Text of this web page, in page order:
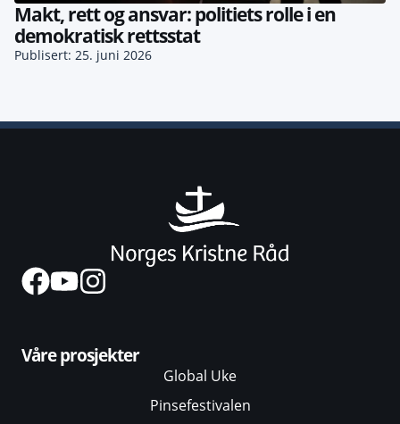
Makt, rett og ansvar: politiets rolle i en
demokratisk rettsstat
Publisert: 25. juni 2026
Våre prosjekter
Global Uke
Pinsefestivalen